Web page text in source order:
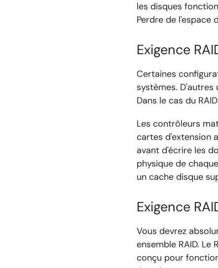
les disques
Perdre de l'espace
Exigence
Certaines
systèmes.
Dans le cas du
Les contrôleurs
cartes d'extension
avant d'écrire les
physique de
un cache disque
Exigence
Vous devrez
ensemble RAID.
conçu pour